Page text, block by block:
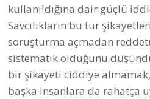
kullanıldığına dair güçlü
Savcılıkların bu tür
soruşturma açmadan
sistematik olduğunu
bir şikayeti ciddiye
başka insanlara da rahatça